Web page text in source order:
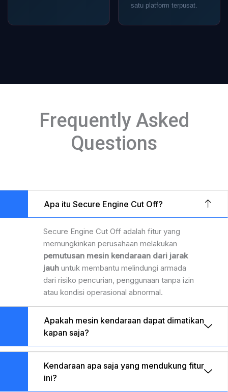
satu platform terpusat.
Frequently Asked
Questions
Apa itu Secure Engine Cut Off?
Secure Engine Cut Off adalah fitur yang
memungkinkan perusahaan melakukan
pemutusan mesin kendaraan dari jarak
jauh untuk membantu melindungi armada
dari risiko pencurian, penggunaan tanpa izin
atau kondisi operasional abnormal.
Apakah mesin kendaraan dapat dimatikan
kapan saja?
Kendaraan apa saja yang mendukung fitur
ini?